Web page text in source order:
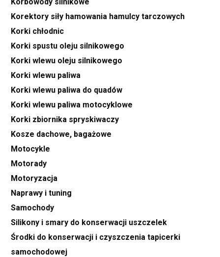
Korektory siły hamowania hamulcy tarczowych
Korki chłodnic
Korki spustu oleju silnikowego
Korki wlewu oleju silnikowego
Korki wlewu paliwa
Korki wlewu paliwa do quadów
Korki wlewu paliwa motocyklowe
Korki zbiornika spryskiwaczy
Kosze dachowe, bagażowe
Motocykle
Motorady
Motoryzacja
Naprawy i tuning
Samochody
Silikony i smary do konserwacji uszczelek
Środki do konserwacji i czyszczenia tapicerki
samochodowej